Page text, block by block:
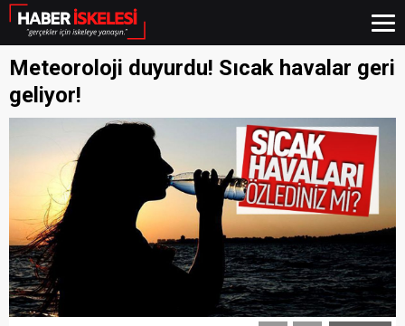
Meteoroloji duyurdu! Sıcak havalar geri
geliyor!